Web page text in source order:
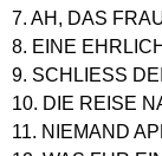
7. AH, DAS
8. EINE
9. SCHLIESS
10. DIE REISE
11. NIEMAND